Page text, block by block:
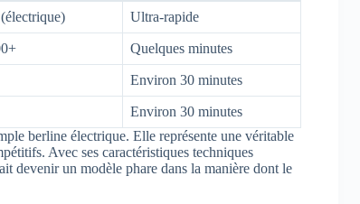
Ultra-rapide
Quelques minutes
Environ 30 minutes
Environ 30 minutes
berline électrique. Elle représente une véritable
Avec ses caractéristiques techniques
devenir un modèle phare dans la manière dont le